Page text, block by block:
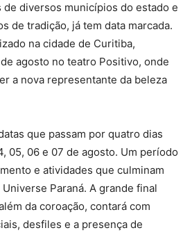
de diversos municípios do estado e
de tradição, já tem data marcada.
na cidade de Curitiba,
agosto no teatro Positivo, onde
a nova representante da beleza
que passam por quatro dias
05, 06 e 07 de agosto. Um período
e atividades que culminam
Paraná. A grande final
da coroação, contará com
desfiles e a presença de